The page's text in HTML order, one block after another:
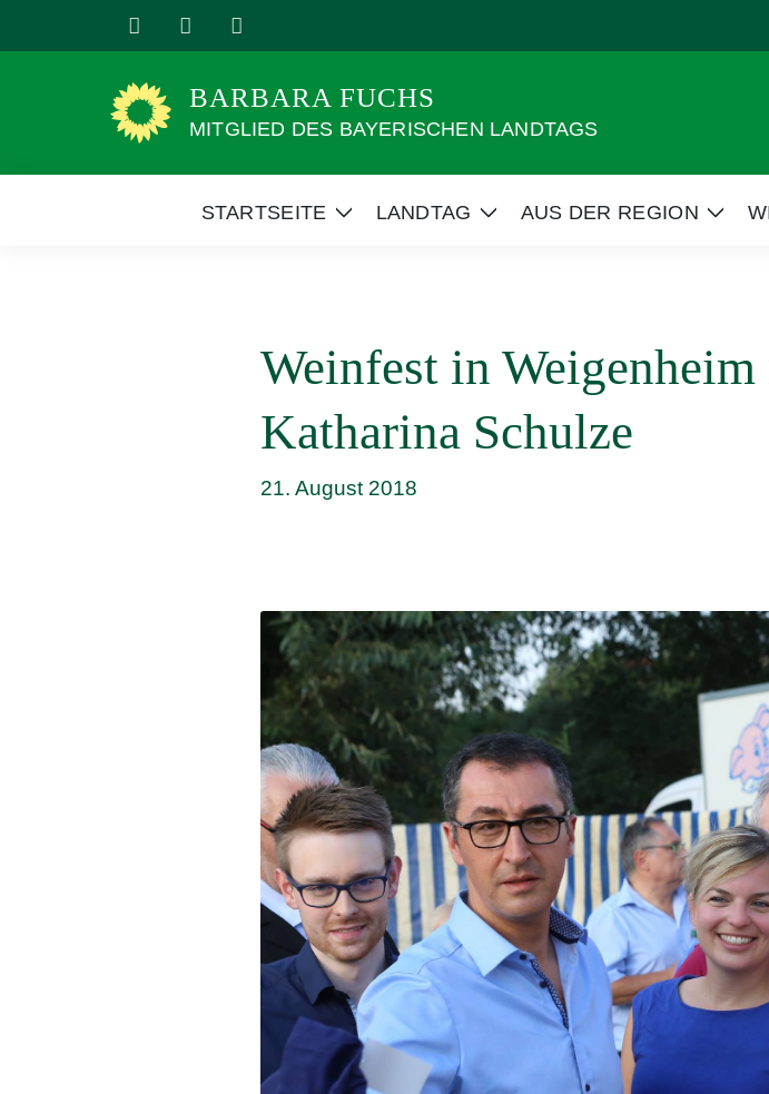
BARBARA FUCHS
MITGLIED DES BAYERISCHEN LANDTAGS
STARTSEITE
Zeige
LANDTAG
Zeige
AUS DER REGION
Zeige
Weinfest in
Katharina Schulze
21. August 2018